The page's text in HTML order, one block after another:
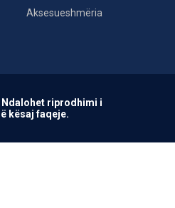
Aksesueshmëria
Ndalohet riprodhimi i
kësaj faqeje.